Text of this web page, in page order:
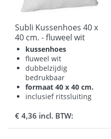
Subli Kussenhoes 40 x
40 cm. - fluweel wit
kussenhoes
fluweel wit
dubbelzijdig
bedrukbaar
formaat 40 x 40 cm.
inclusief ritssluiting
€ 4,36 incl. BTW: